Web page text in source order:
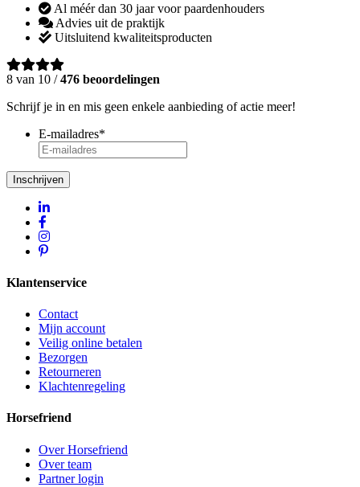
Al méér dan 30 jaar voor paardenhouders
Advies uit de praktijk
Uitsluitend kwaliteitsproducten
8 van 10 /476 beoordelingen
Schrijf je in en mis geen enkele aanbieding of actie meer!
E-mailadres*
Inschrijven
Klantenservice
Contact
Mijn account
Veilig online betalen
Bezorgen
Retourneren
Klachtenregeling
Horsefriend
Over Horsefriend
Over team
Partner login